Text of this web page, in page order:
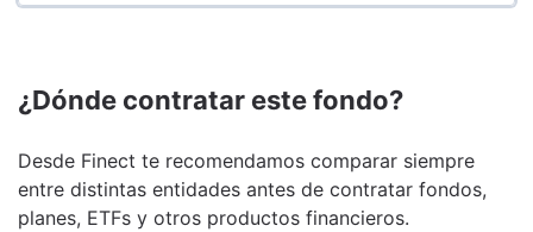
¿Dónde contratar este fondo?
Desde Finect te recomendamos comparar siempre
entre distintas entidades antes de contratar fondos,
planes, ETFs y otros productos financieros.